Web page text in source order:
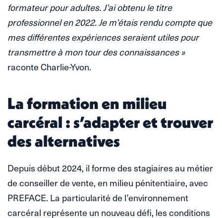
formateur pour adultes. J’ai obtenu le titre
professionnel en 2022. Je m’étais rendu compte que
mes différentes expériences seraient utiles pour
transmettre à mon tour des connaissances »
raconte Charlie-Yvon.
La formation en milieu
carcéral : s’adapter et trouver
des alternatives
Depuis début 2024, il forme des stagiaires au métier
de conseiller de vente, en milieu pénitentiaire, avec
PREFACE. La particularité de l’environnement
carcéral représente un nouveau défi, les conditions